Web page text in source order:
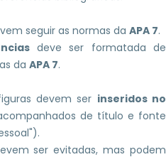
seguir as normas da APA 7.
deve ser formatada de
da APA 7.
devem ser inseridos no
de título e fonte
ser evitadas, mas podem